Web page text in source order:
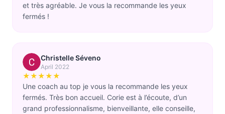
et très agréable. Je vous la recommande les yeux
fermés !
Christelle Séveno
April 2022
★★★★★
Une coach au top je vous la recommande les yeux
fermés. Très bon accueil. Corie est à l’écoute, d’un
grand professionnalisme, bienveillante, elle conseille,